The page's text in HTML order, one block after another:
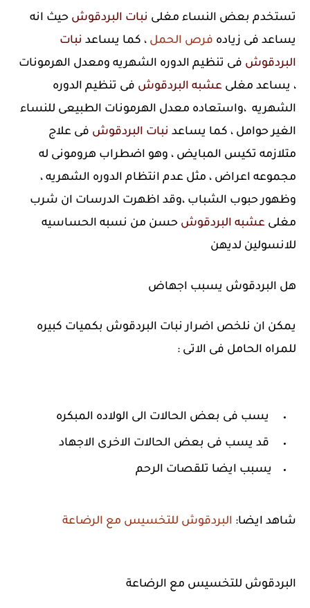
تستخدم بعض النساء مغلى نبات البردقوش حيث انه
يساعد فى زياده فرص الحمل ، كما يساعد نبات
البردقوش فى تنظيم الدوره الشهريه ومعدل الهرمونات
، يساعد مغلى عشبه البردقوش فى تنظيم الدوره
الشهريه ،واستعاده معدل الهرمونات الطبيعى للنساء
الغير حوامل ، كما يساعد نبات البردقوش فى علاج
متلازمه تكيس المبايض ، وهو اضطراب هرومونى له
مجموعه اعراض ، مثل عدم انتظام الدوره الشهريه ،
وظهور حبوب الشباب ،وقد اظهرت الدرسات ان شرب
مغلى عشبه البردقوش حسن من نسبه الحساسيه
للانسولين لديهن
هل البردقوش يسبب اجهاض
يمكن ان نلخص اضرار نبات البردقوش بكميات كبيره
للمراه الحامل فى الاتى :
يسب فى بعض الحالات الى الولاده المبكره
قد يسب فى بعض الحالات الاخرى الاجهاد
يسبب ايضا تلقصات الرحم
شاهد ايضا: البردقوش للتخسيس مع الرضاعة
البردقوش للتخسيس مع الرضاعة